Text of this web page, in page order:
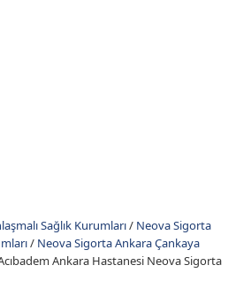
Sağlık Kurumları/ Neova Sigorta
/ Neova Sigorta Ankara Çankaya
Ankara Hastanesi Neova Sigorta